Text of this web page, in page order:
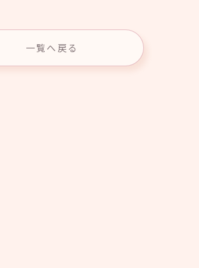
一覧へ戻る